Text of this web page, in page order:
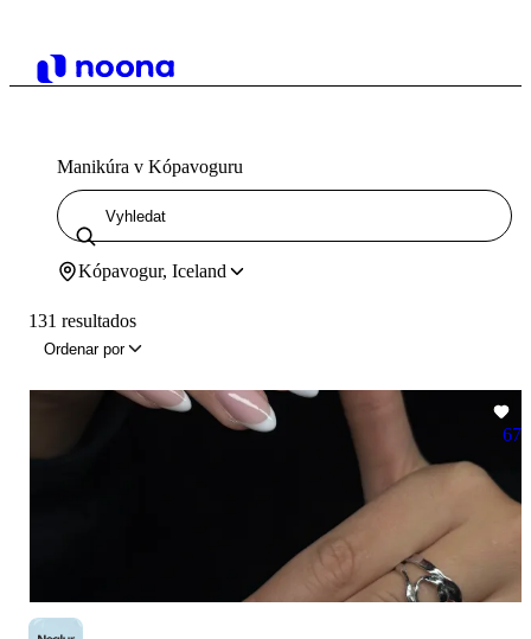
Manikúra v Kópavoguru
Kópavogur, Iceland
131 resultados
Ordenar por
67